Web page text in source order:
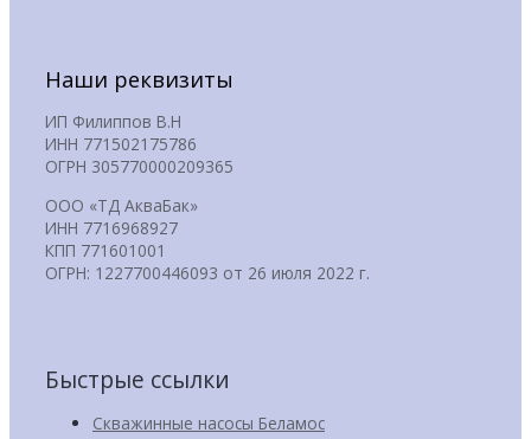
Наши реквизиты
ИП Филиппов В.Н
ИНН 771502175786
ОГРН 305770000209365
ООО «ТД АкваБак»
ИНН 7716968927
КПП 771601001
ОГРН: 1227700446093 от 26 июля 2022 г.
Быстрые ссылки
Скважинные насосы Беламос